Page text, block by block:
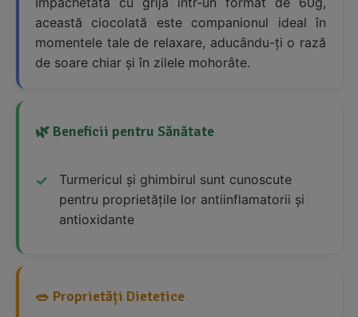
această ciocolată este companionul ideal în
momentele tale de relaxare, aducându-ți o rază
de soare chiar și în zilele mohorâte.
🌿 Beneficii pentru Sănătate
Turmericul și ghimbirul sunt cunoscute
pentru proprietățile lor antiinflamatorii și
antioxidante
🥗 Proprietăți Dietetice